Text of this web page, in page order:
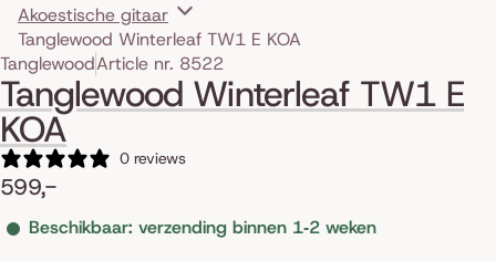
Akoestische gitaar
Tanglewood Winterleaf TW1 E KOA
Skip to product information
TanglewoodArticle nr. 8522
Tanglewood Winterleaf TW1 E
KOA
0 reviews
599,-
Beschikbaar: verzending binnen 1‑2 weken